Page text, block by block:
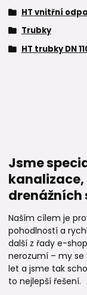
HT vnitřní
Trubky
HT trubky DN
Jsme
drenážních
Naším cílem je
pohodlností a
další z řady e-
nerozumí – my se
let a jsme tak
to nejlepší řešení.